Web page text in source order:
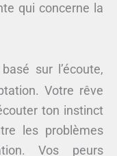
qui concerne la
sur l’écoute,
Votre rêve
ton instinct
les problèmes
Vos peurs